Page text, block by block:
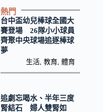
熱門
台中盃幼兒棒球全國大
賽登場 26隊小小球員
齊聚中央球場追逐棒球
夢
生活 ,教育 ,體育
追劇忘喝水、半年三度
腎結石 婦人雙腎如